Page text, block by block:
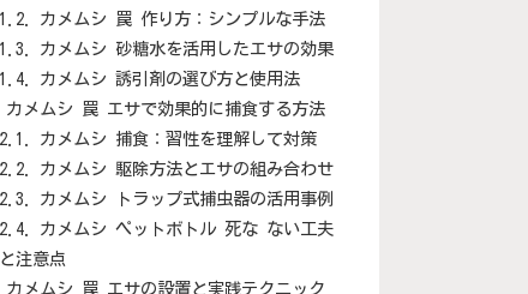
カメムシ 罠 作り方：シンプルな手法
カメムシ 砂糖水を活用したエサの効果
カメムシ 誘引剤の選び方と使用法
カメムシ 罠 エサで効果的に捕食する方法
カメムシ 捕食：習性を理解して対策
カメムシ 駆除方法とエサの組み合わせ
カメムシ トラップ式捕虫器の活用事例
カメムシ ペットボトル 死な ない工夫
と注意点
カメムシ 罠 エサの設置と実践テクニック